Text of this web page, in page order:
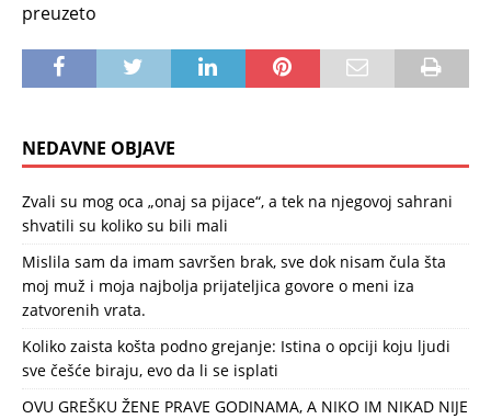
preuzeto
NEDAVNE OBJAVE
Zvali su mog oca „onaj sa pijace“, a tek na njegovoj sahrani
shvatili su koliko su bili mali
Mislila sam da imam savršen brak, sve dok nisam čula šta
moj muž i moja najbolja prijateljica govore o meni iza
zatvorenih vrata.
Koliko zaista košta podno grejanje: Istina o opciji koju ljudi
sve češće biraju, evo da li se isplati
OVU GREŠKU ŽENE PRAVE GODINAMA, A NIKO IM NIKAD NIJE